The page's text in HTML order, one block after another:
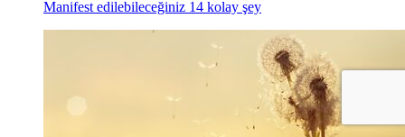
Manifest edilebileceğiniz 14 kolay şey